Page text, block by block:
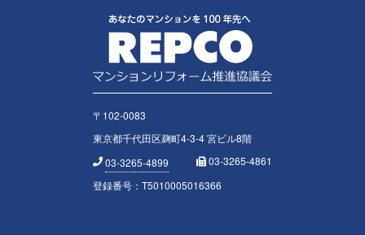
〒102-0083
東京都千代田区麹町4-3-4 宮ビル8階
03-3265-4899
03-3265-4861
登録番号：T5010005016366